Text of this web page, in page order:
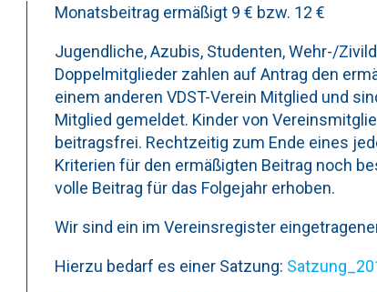
Monatsbeitrag ermäßigt 9 € bzw. 12 €
Jugendliche, Azubis, Studenten, Wehr-/
Doppelmitglieder zahlen auf Antrag den
einem anderen VDST-Verein Mitglied und
Mitglied gemeldet. Kinder von
beitragsfrei. Rechtzeitig zum Ende eines
Kriterien für den ermäßigten Beitrag noch
volle Beitrag für das Folgejahr erhoben.
Wir sind ein im Vereinsregister
Hierzu bedarf es einer Satzung: